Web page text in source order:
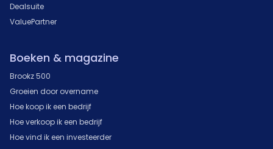
Dealsuite
ValuePartner
Boeken & magazine
Brookz 500
Groeien door overname
Hoe koop ik een bedrijf
Hoe verkoop ik een bedrijf
Hoe vind ik een investeerder